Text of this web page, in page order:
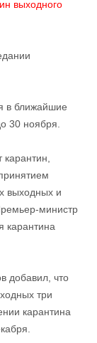
выходного
в ближайшие
30 ноября.
карантин,
выходных и
министр
карантина
добавил, что
три
карантина